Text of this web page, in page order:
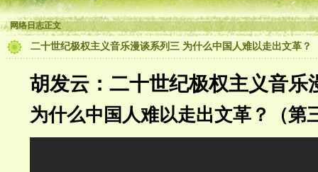
网络日志正文
二十世纪极权主义音乐漫谈系列三 为什么中国人难以走出文革？
胡发云：二十世纪极权主义音乐
为什么中国人难以走出文革？（第